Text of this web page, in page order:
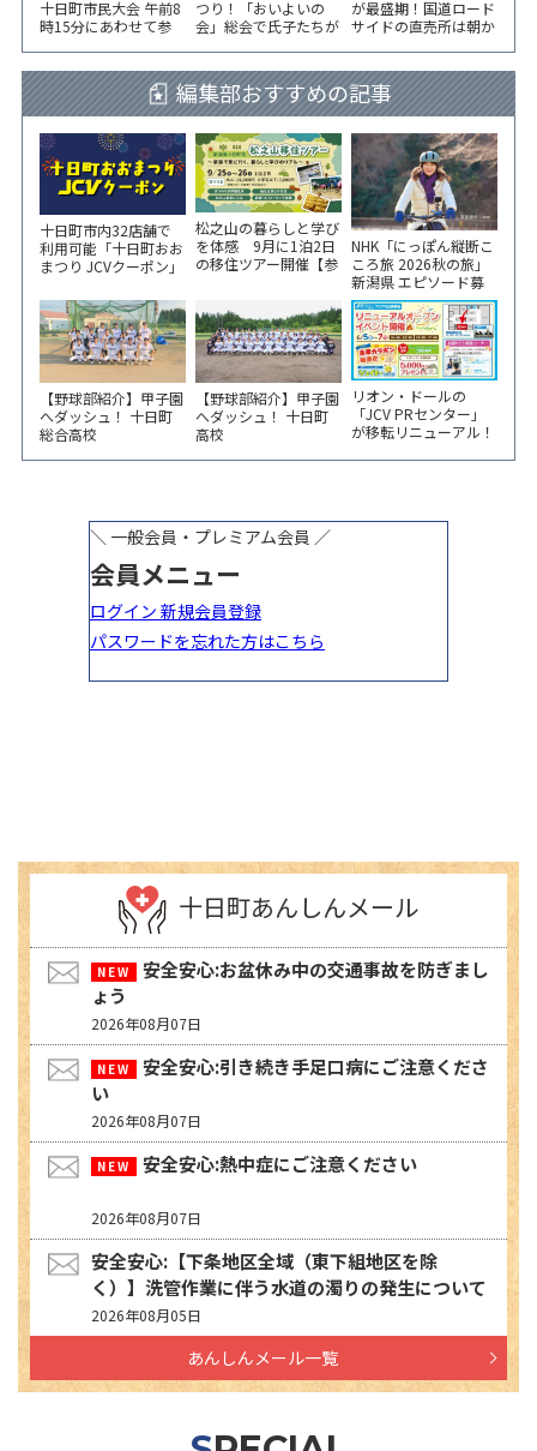
十日町市民大会 午前8
時15分にあわせて参
つり！「おいよいの
会」総会で氏子たちが
が最盛期！国道ロード
サイドの直売所は朝か
編集部おすすめの記事
十日町市内32店舗で
利用可能「十日町おお
まつり JCVクーポン」
い！
松之山の暮らしと学び
を体感 9月に1泊2日
の移住ツアー開催【参
NHK「にっぽん縦断こ
ころ旅 2026秋の旅」
新潟県 エピソード募
集中！
【野球部紹介】甲子園
へダッシュ！ 十日町
総合高校
【野球部紹介】甲子園
へダッシュ！ 十日町
高校
リオン・ドールの
「JCV PRセンター」
が移転リニューアル！
ベント開催
十日町あんしんメール
安全安心:お盆休み中の交通事故を防ぎまし
ょう
2026年08月07日
安全安心:引き続き手足口病にご注意くださ
い
2026年08月07日
安全安心:熱中症にご注意ください
2026年08月07日
安全安心:【下条地区全域（東下組地区を除
く）】洗管作業に伴う水道の濁りの発生について
2026年08月05日
あんしんメール一覧